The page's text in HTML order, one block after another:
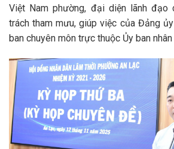
Việt Nam phường, đại diện lãnh đạo
trách tham mưu, giúp việc của Đảng
ban chuyên môn trực thuộc Ủy ban